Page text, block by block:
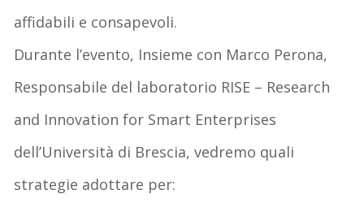
affidabili e consapevoli.
Durante l’evento, Insieme con Marco Perona,
Responsabile del laboratorio RISE – Research
and Innovation for Smart Enterprises
dell’Università di Brescia, vedremo quali
strategie adottare per: